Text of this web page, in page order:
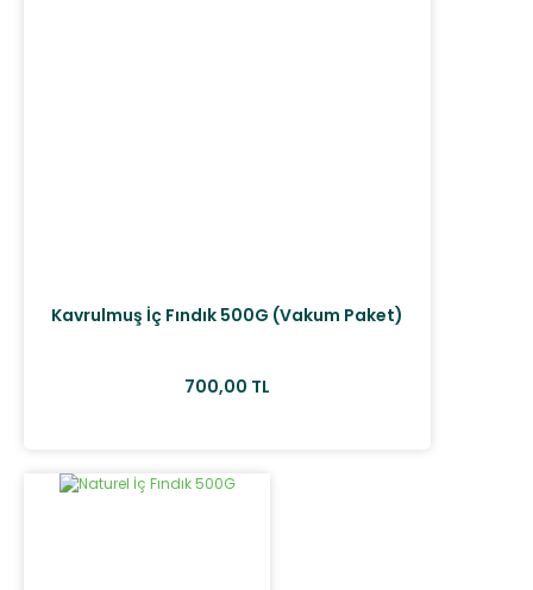
Kavrulmuş İç Fındık 500G (Vakum Paket)
700,00 TL